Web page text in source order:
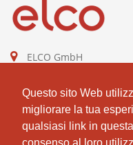
Questo sito Web
migliorare la tua
qualsiasi link in
ELCO GmbH
Ariston Group
DE811544605
contact@elco-